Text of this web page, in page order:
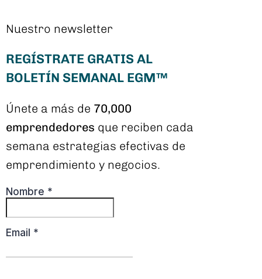
Nuestro newsletter
REGÍSTRATE GRATIS AL
BOLETÍN SEMANAL EGM™
Únete a más de 70,000
emprendedores que reciben cada
semana estrategias efectivas de
emprendimiento y negocios.